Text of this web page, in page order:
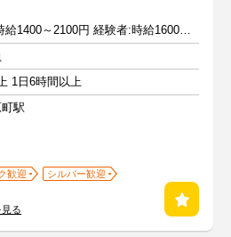
未経験:時給1400～2100円 経験者:時給1600～2400円+交通費全額
1日6時間以上
駅
歓迎
シルバー歓迎
る